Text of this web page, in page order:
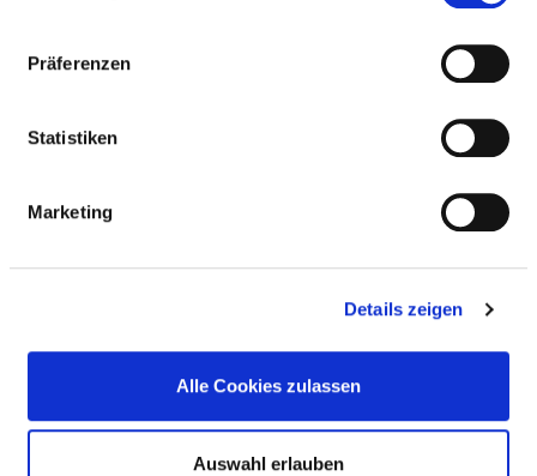
Präferenzen
Statistiken
Marketing
Details zeigen
Alle Cookies zulassen
Auswahl erlauben
AUSGEWÄHLTES THERAPEUTISCHES
PSYCHOSOMATIK
DIPLOM-PSYCHOLOGEN UND DIPLOM-
PSYCHOLOGINNEN
BERUFSGRUPPE ANZAHL